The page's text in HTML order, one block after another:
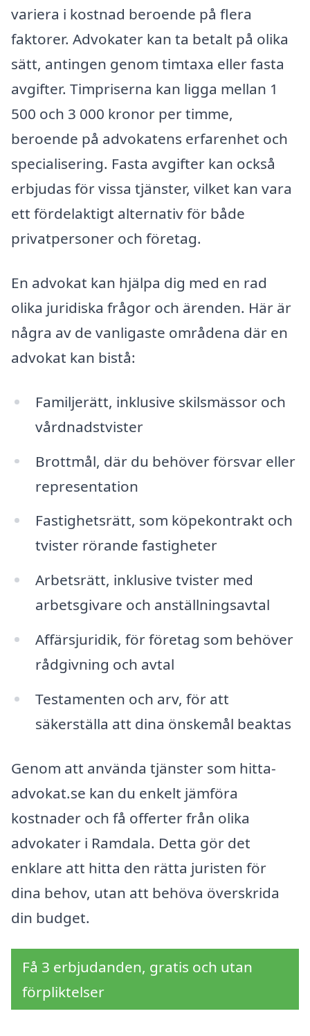
variera i kostnad beroende på flera
faktorer. Advokater kan ta betalt på olika
sätt, antingen genom timtaxa eller fasta
avgifter. Timpriserna kan ligga mellan 1
500 och 3 000 kronor per timme,
beroende på advokatens erfarenhet och
specialisering. Fasta avgifter kan också
erbjudas för vissa tjänster, vilket kan vara
ett fördelaktigt alternativ för både
privatpersoner och företag.
En advokat kan hjälpa dig med en rad
olika juridiska frågor och ärenden. Här är
några av de vanligaste områdena där en
advokat kan bistå:
Familjerätt, inklusive skilsmässor och
vårdnadstvister
Brottmål, där du behöver försvar eller
representation
Fastighetsrätt, som köpekontrakt och
tvister rörande fastigheter
Arbetsrätt, inklusive tvister med
arbetsgivare och anställningsavtal
Affärsjuridik, för företag som behöver
rådgivning och avtal
Testamenten och arv, för att
säkerställa att dina önskemål beaktas
Genom att använda tjänster som hitta-
advokat.se kan du enkelt jämföra
kostnader och få offerter från olika
advokater i Ramdala. Detta gör det
enklare att hitta den rätta juristen för
dina behov, utan att behöva överskrida
din budget.
Få 3 erbjudanden, gratis och utan
förpliktelser